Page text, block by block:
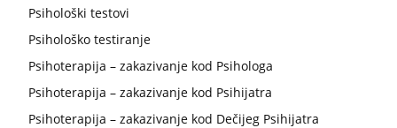
Psihološki testovi
Psihološko testiranje
Psihoterapija – zakazivanje kod Psihologa
Psihoterapija – zakazivanje kod Psihijatra
Psihoterapija – zakazivanje kod Dečijeg Psihijatra